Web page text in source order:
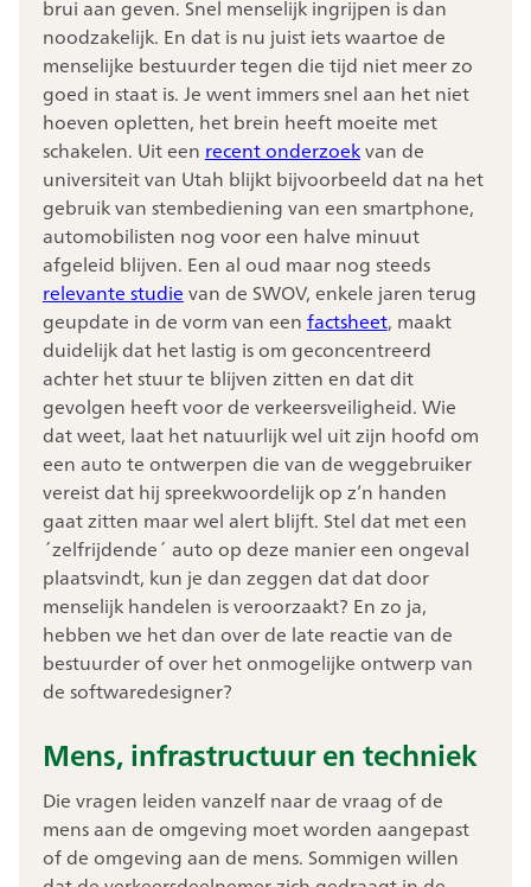
brui aan geven. Snel menselijk ingrijpen is dan
noodzakelijk. En dat is nu juist iets waartoe de
menselijke bestuurder tegen die tijd niet meer zo
goed in staat is. Je went immers snel aan het niet
hoeven opletten, het brein heeft moeite met
schakelen. Uit eenrecent onderzoekvan de
universiteit van Utah blijkt bijvoorbeeld dat na het
gebruik van stembediening van een smartphone,
automobilisten nog voor een halve minuut
afgeleid blijven. Een al oud maar nog steeds
relevante studievan de SWOV, enkele jaren terug
geupdate in de vorm van eenfactsheet, maakt
duidelijk dat het lastig is om geconcentreerd
achter het stuur te blijven zitten en dat dit
gevolgen heeft voor de verkeersveiligheid. Wie
dat weet, laat het natuurlijk wel uit zijn hoofd om
een auto te ontwerpen die van de weggebruiker
vereist dat hij spreekwoordelijk op z’n handen
gaat zitten maar wel alert blijft. Stel dat met een
´zelfrijdende´ auto op deze manier een ongeval
plaatsvindt, kun je dan zeggen dat dat door
menselijk handelen is veroorzaakt? En zo ja,
hebben we het dan over de late reactie van de
bestuurder of over het onmogelijke ontwerp van
de softwaredesigner?
Mens, infrastructuur en techniek
Die vragen leiden vanzelf naar de vraag of de
mens aan de omgeving moet worden aangepast
of de omgeving aan de mens. Sommigen willen